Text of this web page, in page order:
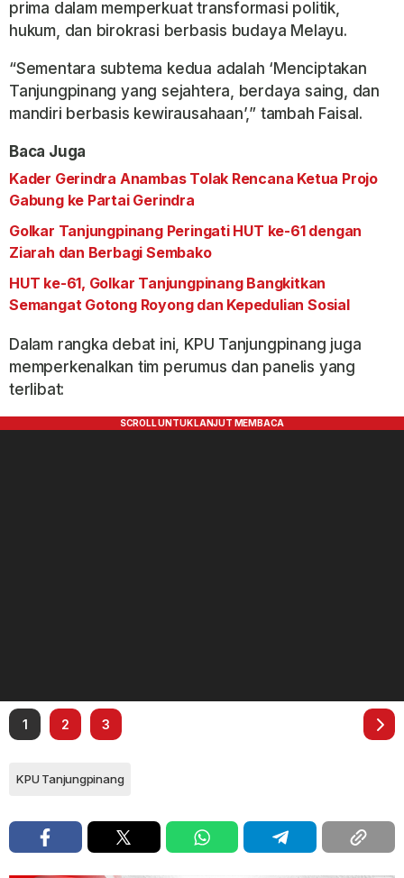
prima dalam memperkuat transformasi politik,
hukum, dan birokrasi berbasis budaya Melayu.
“Sementara subtema kedua adalah ‘Menciptakan
Tanjungpinang yang sejahtera, berdaya saing, dan
mandiri berbasis kewirausahaan’,” tambah Faisal.
Baca Juga
Kader Gerindra Anambas Tolak Rencana Ketua Projo
Gabung ke Partai Gerindra
Golkar Tanjungpinang Peringati HUT ke-61 dengan
Ziarah dan Berbagi Sembako
HUT ke-61, Golkar Tanjungpinang Bangkitkan
Semangat Gotong Royong dan Kepedulian Sosial
Dalam rangka debat ini, KPU Tanjungpinang juga
memperkenalkan tim perumus dan panelis yang
terlibat:
1 2 3
KPU Tanjungpinang